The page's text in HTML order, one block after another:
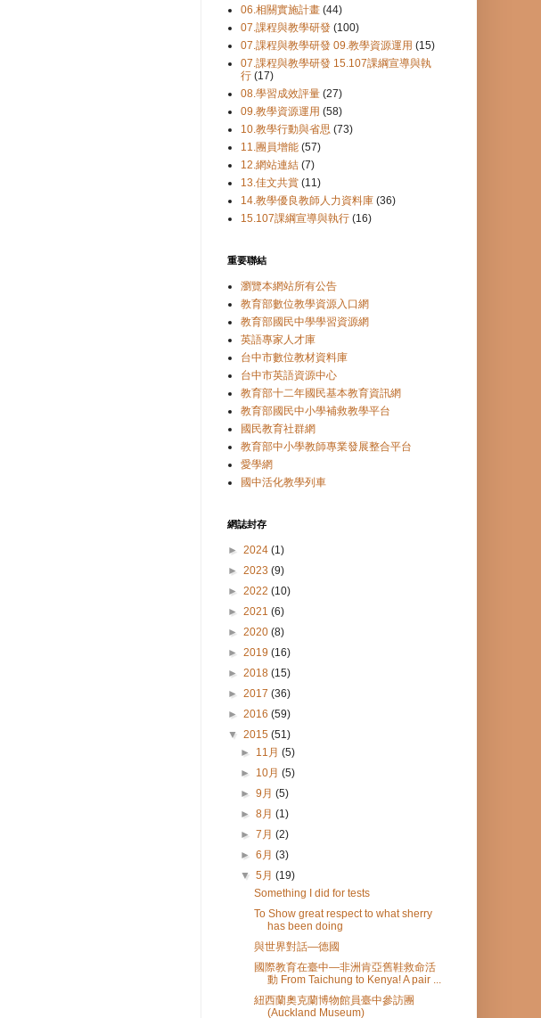
06.相關實施計畫 (44)
07.課程與教學研發 (100)
07.課程與教學研發 09.教學資源運用 (15)
07.課程與教學研發 15.107課綱宣導與執
行 (17)
08.學習成效評量 (27)
09.教學資源運用 (58)
10.教學行動與省思 (73)
11.團員增能 (57)
12.網站連結 (7)
13.佳文共賞 (11)
14.教學優良教師人力資料庫 (36)
15.107課綱宣導與執行 (16)
重要聯結
瀏覽本網站所有公告
教育部數位教學資源入口網
教育部國民中學學習資源網
英語專家人才庫
台中市數位教材資料庫
台中市英語資源中心
教育部十二年國民基本教育資訊網
教育部國民中小學補救教學平台
國民教育社群網
教育部中小學教師專業發展整合平台
愛學網
國中活化教學列車
網誌封存
► 2024 (1)
► 2023 (9)
► 2022 (10)
► 2021 (6)
► 2020 (8)
► 2019 (16)
► 2018 (15)
► 2017 (36)
► 2016 (59)
▼ 2015 (51)
► 11月(5)
► 10月(5)
►9月(5)
►8月(1)
►7月(2)
►6月(3)
▼5月(19)
Something I did for tests
To Show great respect to what sherry
has been doing
與世界對話—德國
國際教育在臺中—非洲肯亞舊鞋救命活
動 From Taichung to Kenya! A pair ...
紐西蘭奧克蘭博物館員臺中參訪團
(Auckland Museum)